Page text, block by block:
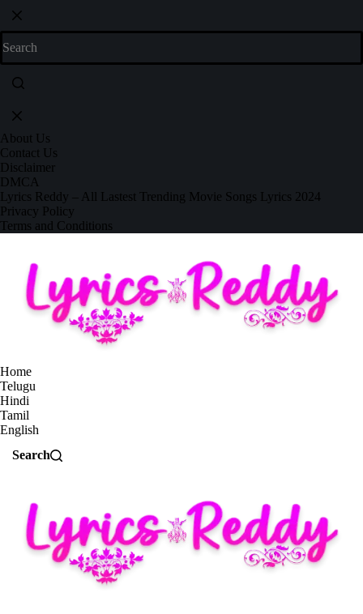
About Us
Contact Us
Disclaimer
DMCA
Lyrics Reddy – All Lastest Trending Movie Songs Lyrics 2024
Privacy Policy
Terms and Conditions
Home
Telugu
Hindi
Tamil
English
Search